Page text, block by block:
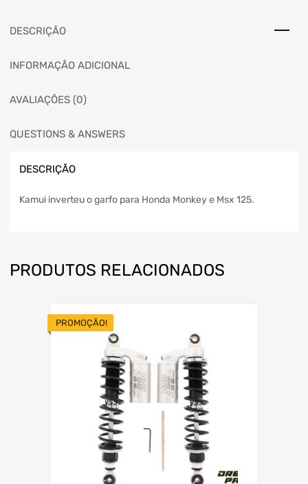
DESCRIÇÃO
INFORMAÇÃO ADICIONAL
AVALIAÇÕES (0)
QUESTIONS & ANSWERS
DESCRIÇÃO
Kamui inverteu o garfo para Honda Monkey e Msx 125.
PRODUTOS RELACIONADOS
PROMOÇÃO!